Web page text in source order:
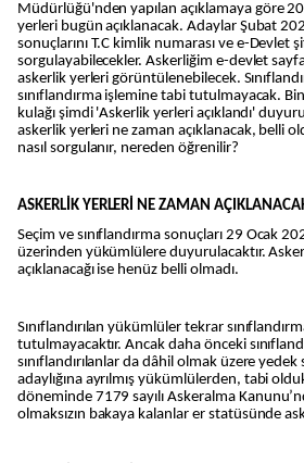
Müdürlüğü'nden yapılan açıklamaya göre
yerleri bugün açıklanacak. Adaylar Şubat
sonuçlarını T.C kimlik numarası ve e-Devlet
sorgulayabilecekler. Askerliğim e-devlet
askerlik yerleri görüntülenebilecek.
sınıflandırma işlemine tabi tutulmayacak.
kulağı şimdi 'Askerlik yerleri açıklandı'
askerlik yerleri ne zaman açıklanacak, belli
nasıl sorgulanır, nereden öğrenilir?
ASKERLİK YERLERİ NE ZAMAN
Seçim ve sınıflandırma sonuçları 29 Ocak
üzerinden yükümlülere duyurulacaktır.
açıklanacağı ise henüz belli olmadı.
Sınıflandırılan yükümlüler tekrar
tutulmayacaktır. Ancak daha önceki
sınıflandırılanlar da dâhil olmak üzere
adaylığına ayrılmış yükümlülerden, tabi
döneminde 7179 sayılı Askeralma
olmaksızın bakaya kalanlar er statüsünde